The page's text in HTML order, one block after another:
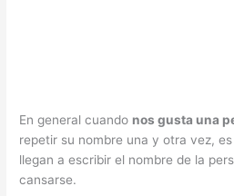
En general cuando nos gusta una
repetir su nombre una y otra vez,
llegan a escribir el nombre de la
cansarse.